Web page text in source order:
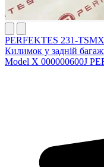
PERFEKTES 231-
Килимок у задній
Model X 000000600J